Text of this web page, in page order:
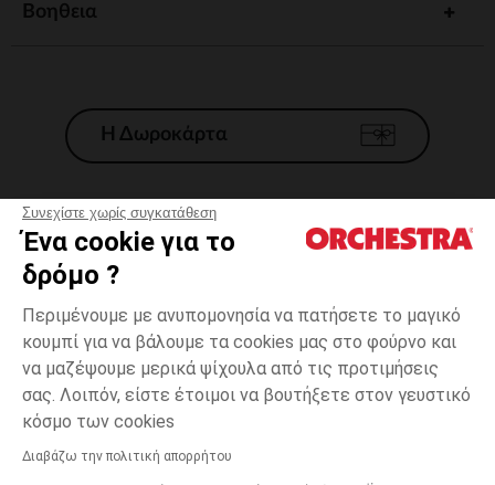
Συνεχίστε χωρίς συγκατάθεση
Ένα cookie για το
δρόμο ?
Περιμένουμε με ανυπομονησία να πατήσετε το μαγικό
κουμπί για να βάλουμε τα cookies μας στο φούρνο και
να μαζέψουμε μερικά ψίχουλα από τις προτιμήσεις
σας. Λοιπόν, είστε έτοιμοι να βουτήξετε στον γευστικό
κόσμο των cookies
Διαβάζω την πολιτική απορρήτου
Γκρι
one
Δυνατότητα πληρωμής με
Βοηθεια
Η Δωροκάρτα
Γενικοί 'Οροι Πώλησης
*Εμπορικες προσφορες
Προσωπικά δεδομένα
Διαχείρηση των cookies
Προσβασιμότητα: μη συμμορφούμενη
H Orchestra συμμετέχει στον κωδικά δεοντολογίας και στο σύστημα
μεσολάβησης της Γαλλικής Ομοσπονδίας Ηλεκτρονικού Εμπορίου.